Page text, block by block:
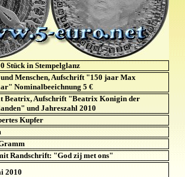
Stück in Stempelglanz
Menschen, Aufschrift "150 jaar Max
Nominalbeeichnung 5 €
Beatrix, Aufschrift "Beatrix Konigin der
und Jahreszahl 2010
Kupfer
Randschrift: "God zij met ons"
2010